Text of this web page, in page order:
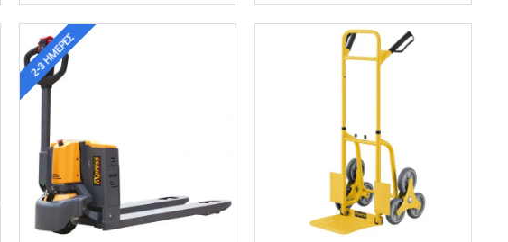
2-3 ΗΜΈΡΕΣ